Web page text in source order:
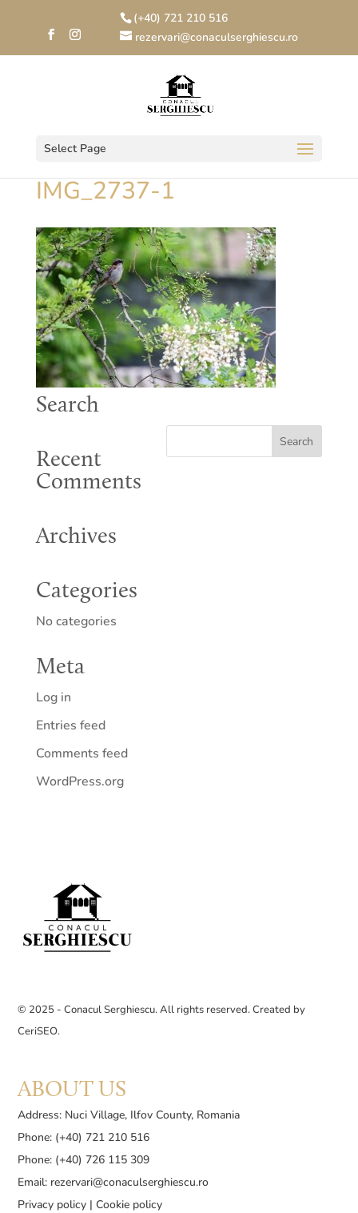
(+40) 721 210 516
rezervari@conaculserghiescu.ro
Select Page
IMG_2737-1
Search
Recent
Comments
Archives
Categories
No categories
Meta
Log in
Entries feed
Comments feed
WordPress.org
© 2025 - Conacul Serghiescu. All rights reserved. Created by
CeriSEO.
ABOUT US
Address: Nuci Village, Ilfov County, Romania
Phone: (+40) 721 210 516
Phone: (+40) 726 115 309
Email: rezervari@conaculserghiescu.ro
Privacy policy |Cookie policy